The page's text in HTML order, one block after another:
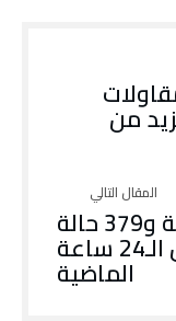
لمقاولات
من
(كوفيد-19): 165 إصابة و379 حالة
شفاء بالمغرب خلال الـ24 ساعة
الماضية